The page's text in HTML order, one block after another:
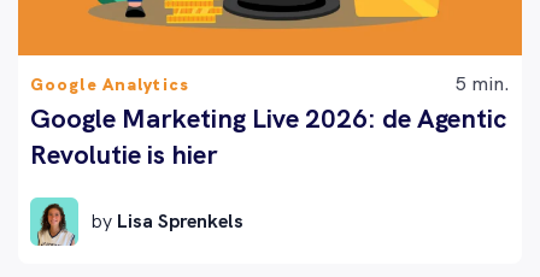
Google Analytics 5 min.
Google Marketing Live 2026: de Agentic
Revolutie is hier
by Lisa Sprenkels